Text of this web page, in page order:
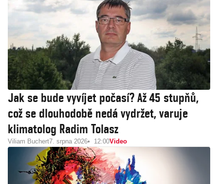
Jak se bude vyvíjet počasí? Až 45 stupňů,
což se dlouhodobě nedá vydržet, varuje
klimatolog Radim Tolasz
Viliam Buchert7. srpna 2026 12:00Video